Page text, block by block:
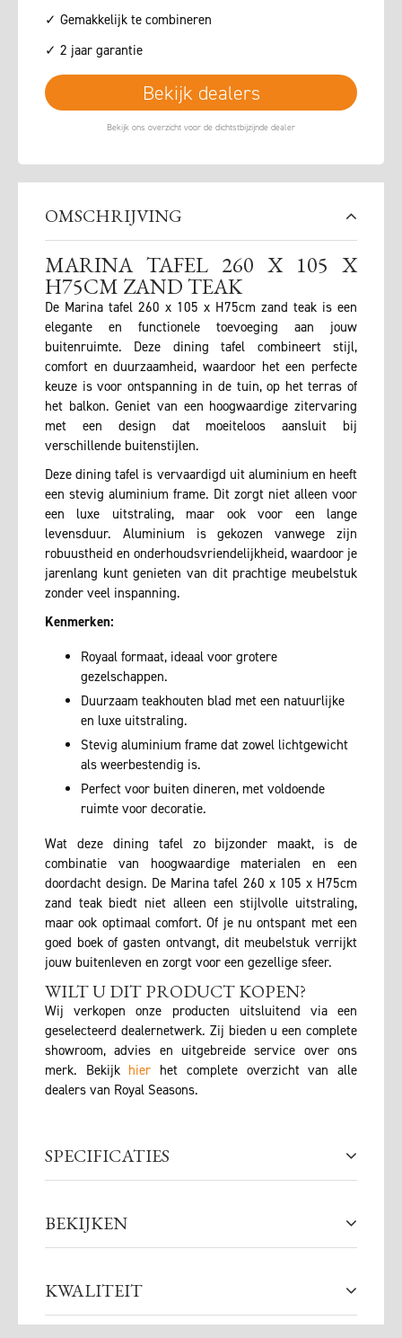
✓ Gemakkelijk te combineren
✓ 2 jaar garantie
Bekijk dealers
OMSCHRIJVING
MARINA TAFEL 260 X 105 X
H75CM ZAND TEAK
De Marina tafel 260 x 105 x H75cm zand teak is een
elegante en functionele toevoeging aan jouw
buitenruimte. Deze dining tafel combineert stijl,
comfort en duurzaamheid, waardoor het een perfecte
keuze is voor ontspanning in de tuin, op het terras of
het balkon. Geniet van een hoogwaardige zitervaring
met een design dat moeiteloos aansluit bij
verschillende buitenstijlen.
Deze dining tafel is vervaardigd uit aluminium en heeft
een stevig aluminium frame. Dit zorgt niet alleen voor
een luxe uitstraling, maar ook voor een lange
levensduur. Aluminium is gekozen vanwege zijn
robuustheid en onderhoudsvriendelijkheid, waardoor je
jarenlang kunt genieten van dit prachtige meubelstuk
zonder veel inspanning.
Kenmerken:
Royaal formaat, ideaal voor grotere
gezelschappen.
Duurzaam teakhouten blad met een natuurlijke
en luxe uitstraling.
Stevig aluminium frame dat zowel lichtgewicht
als weerbestendig is.
Perfect voor buiten dineren, met voldoende
ruimte voor decoratie.
Wat deze dining tafel zo bijzonder maakt, is de
combinatie van hoogwaardige materialen en een
doordacht design. De Marina tafel 260 x 105 x H75cm
zand teak biedt niet alleen een stijlvolle uitstraling,
maar ook optimaal comfort. Of je nu ontspant met een
goed boek of gasten ontvangt, dit meubelstuk verrijkt
jouw buitenleven en zorgt voor een gezellige sfeer.
WILT U DIT PRODUCT KOPEN?
Wij verkopen onze producten uitsluitend via een
geselecteerd dealernetwerk. Zij bieden u een complete
showroom, advies en uitgebreide service over ons
merk. Bekijk hier het complete overzicht van alle
dealers van Royal Seasons.
SPECIFICATIES
BEKIJKEN
KWALITEIT